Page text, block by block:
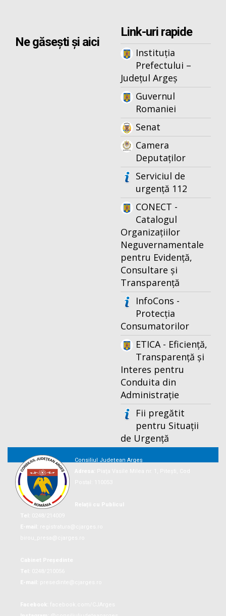
Ne găsești și aici
Link-uri rapide
Instituția
Prefectului –
Județul Argeș
Guvernul
Romaniei
Senat
Camera
Deputaților
Serviciul de
urgență 112
CONECT -
Catalogul
Organizațiilor
Neguvernamentale
pentru Evidență,
Consultare și
Transparență
InfoCons -
Protecția
Consumatorilor
ETICA - Eficiență,
Transparență și
Interes pentru
Conduita din
Administrație
Fii pregătit
pentru Situații
de Urgență
Consiliul Județean Argeș